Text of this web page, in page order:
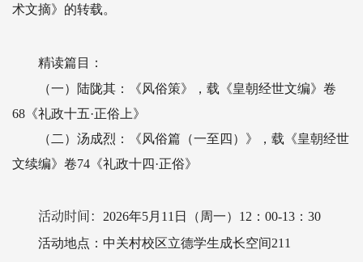
术文摘》的转载。
精读篇目：
（一）陆陇其：《风俗策》，载《皇朝经世文编》卷
68《礼政十五·正俗上》
（二）汤成烈：《风俗篇（一至四）》，载《皇朝经世
文续编》卷74《礼政十四·正俗》
活动时间：
2026年5月11日（周一）12：00-13：30
活动地点：中关村校区立德学生成长空间211